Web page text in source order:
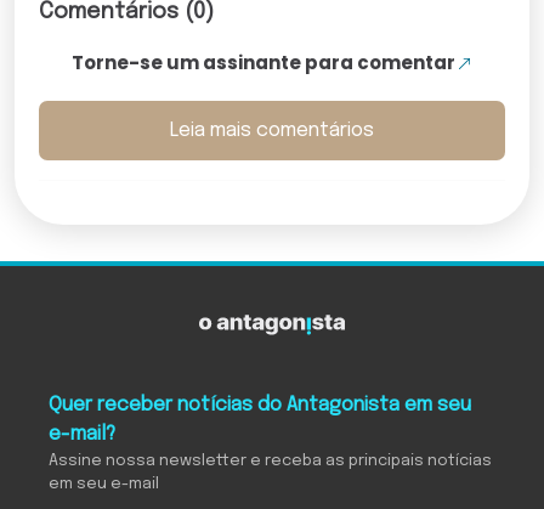
Comentários (0)
Torne-se um assinante para comentar
Leia mais comentários
Quer receber notícias do Antagonista em seu
e-mail?
Assine nossa newsletter e receba as principais notícias
em seu e-mail